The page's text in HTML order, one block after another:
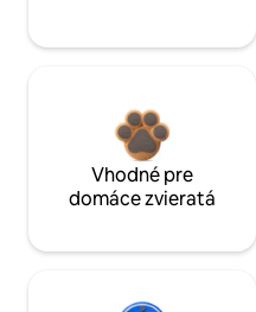
Vhodné pre
domáce zvieratá